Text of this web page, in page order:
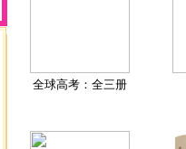
全球高考：全三册